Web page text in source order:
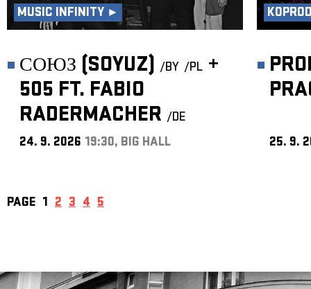
MUSIC INFINITY ►
СОЮЗ (SOYUZ) /BY /PL +
505 FT. FABIO
RADERMACHER /DE
24. 9. 2026 19:30, BIG HALL 25. 9.
PAGE 1 2 3 4 5